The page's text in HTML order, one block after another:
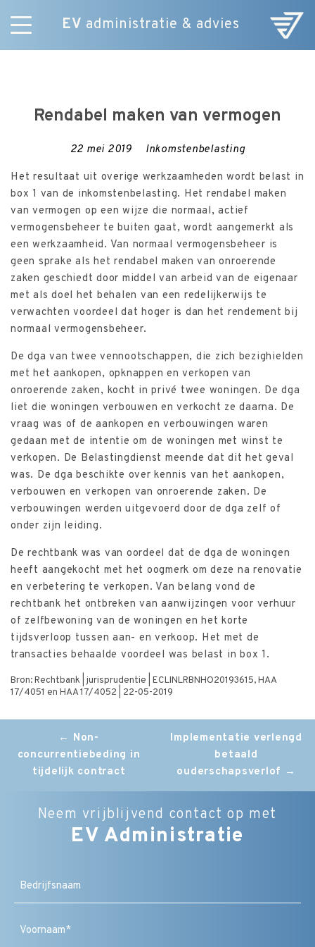
EV administratie & advies
Skip
NieuwsRendabel maken van vermogen
22 mei 2019 Inkomstenbelasting
Het resultaat uit overige werkzaamheden wordt belast in
box 1 van de inkomstenbelasting. Het rendabel maken
van vermogen op een wijze die normaal, actief
vermogensbeheer te buiten gaat, wordt aangemerkt als
een werkzaamheid. Van normaal vermogensbeheer is
geen sprake als het rendabel maken van onroerende
zaken geschiedt door middel van arbeid van de eigenaar
met als doel het behalen van een redelijkerwijs te
verwachten voordeel dat hoger is dan het rendement bij
normaal vermogensbeheer.
De dga van twee vennootschappen, die zich bezighielden
met het aankopen, opknappen en verkopen van
onroerende zaken, kocht in privé twee woningen. De dga
liet die woningen verbouwen en verkocht ze daarna. De
vraag was of de aankopen en verbouwingen waren
gedaan met de intentie om de woningen met winst te
verkopen. De Belastingdienst meende dat dit het geval
was. De dga beschikte over kennis van het aankopen,
verbouwen en verkopen van onroerende zaken. De
verbouwingen werden uitgevoerd door de dga zelf of
onder zijn leiding.
De rechtbank was van oordeel dat de dga de woningen
heeft aangekocht met het oogmerk om deze na renovatie
en verbetering te verkopen. Van belang vond de
rechtbank het ontbreken van aanwijzingen voor verhuur
of zelfbewoning van de woningen en het korte
tijdsverloop tussen aan- en verkoop. Het met de
transacties behaalde voordeel was belast in box 1.
Bron: Rechtbank | jurisprudentie | ECLINLRBNHO20193615, HAA
17/4051 en HAA 17/4052 | 22-05-2019
navigation
← Non-
concurrentiebeding in
tijdelijk contract
Implementatie verlengd
betaald
ouderschapsverlof →
Neem vrijblijvend contact op met
EV Administratie